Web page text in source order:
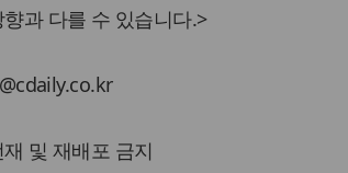
과 다를 수 있습니다.>
및 재배포 금지